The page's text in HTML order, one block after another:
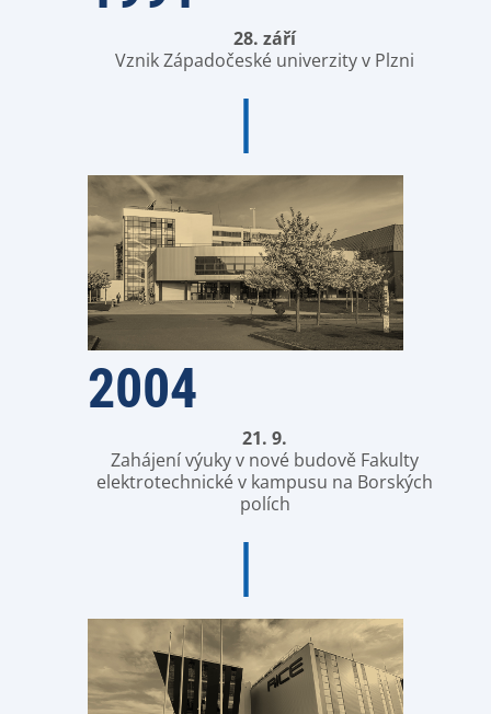
28. září
Vznik Západočeské univerzity v Plzni
2004
21. 9.
Zahájení výuky v nové budově Fakulty
elektrotechnické v kampusu na Borských
polích